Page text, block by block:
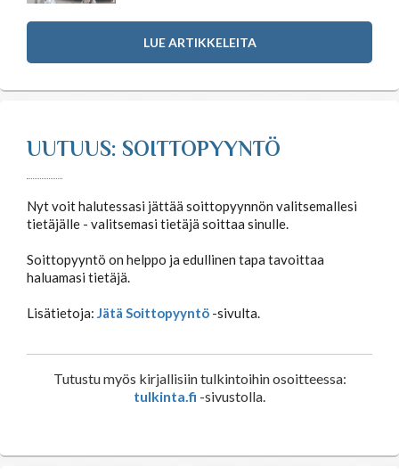
LUE ARTIKKELEITA
UUTUUS: SOITTOPYYNTÖ
Nyt voit halutessasi jättää soittopyynnön valitsemallesi
tietäjälle - valitsemasi tietäjä soittaa sinulle.
Soittopyyntö on helppo ja edullinen tapa tavoittaa
haluamasi tietäjä.
Lisätietoja: Jätä Soittopyyntö -sivulta.
Tutustu myös kirjallisiin tulkintoihin osoitteessa:
tulkinta.fi -sivustolla.